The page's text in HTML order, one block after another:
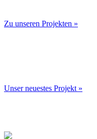
Zu unseren Projekten »
Unser neuestes Projekt »